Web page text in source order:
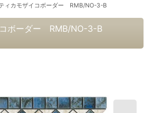
ィカモザイコボーダー RMB/NO-3-B
ボーダー RMB/NO-3-B